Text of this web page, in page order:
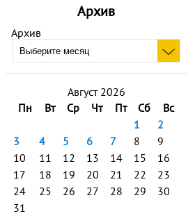
Архив
Архив
Август 2026
Пн
Вт Ср Чт Пт Сб
Вс
1
2
3
4 5 6 7 8
9
10
11 12 13 14 15
16
17
18 19 20 21 22
23
24
25 26 27 28 29
30
31